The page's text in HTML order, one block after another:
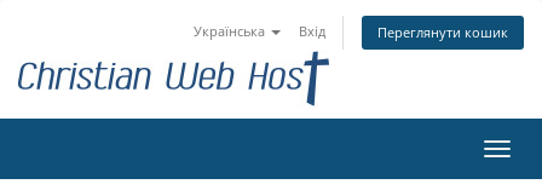
Українська Вхід Переглянути кошик